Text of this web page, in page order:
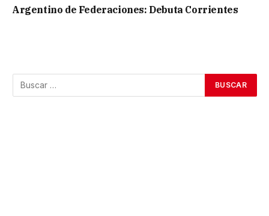
Argentino de Federaciones: Debuta Corrientes